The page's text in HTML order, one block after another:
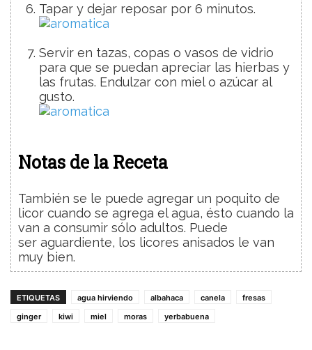
Tapar y dejar reposar por 6 minutos.
Servir en tazas, copas o vasos de vidrio
para que se puedan apreciar las hierbas y
las frutas. Endulzar con miel o azúcar al
gusto.
Notas de la Receta
También se le puede agregar un poquito de
licor cuando se agrega el agua, ésto cuando la
van a consumir sólo adultos. Puede
ser aguardiente, los licores anisados le van
muy bien.
ETIQUETAS agua hirviendo albahaca canela
fresas
ginger
kiwi miel moras yerbabuena